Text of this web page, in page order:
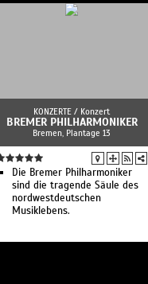
KONZERTE / Konzert
BREMER PHILHARMONIKER
Bremen, Plantage 13
Die Bremer Philharmoniker
sind die tragende Säule des
nordwestdeutschen
Musiklebens.